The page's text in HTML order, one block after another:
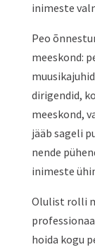
inimeste
Peo
meeskond:
dirigendid,
meeskond,
jääb sageli
nende
inimeste
Olulist rolli
hoida kogu